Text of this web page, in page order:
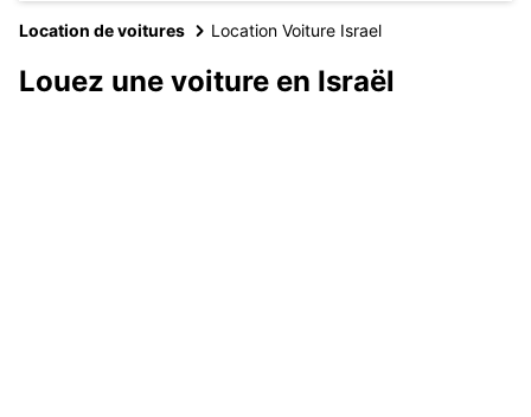
Location de voitures Location Voiture Israel
Louez une voiture en Israël